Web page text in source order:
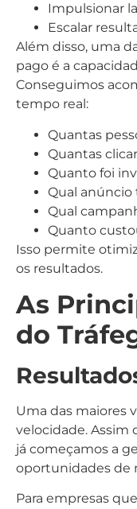
Impulsionar
Escalar
Além disso, uma
pago é a
Conseguimos
tempo real:
Quantas
Quantas
Quanto foi
Qual
Qual
Quanto
Isso permite
os resultados.
As
do
Uma das maiores
velocidade. Assim
já começamos a
oportunidades de
Para empresas